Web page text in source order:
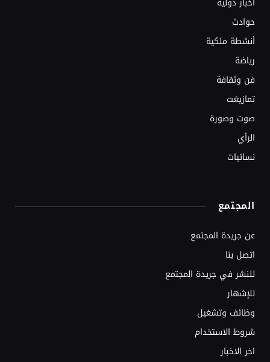
حوادث
أنشطة ملكية
رياضة
فن وثقافة
تمازيغت
صوت وصورة
الرأي
نسائيات
المجتمع
عن جريدة المجتمع
اتصل بنا
للنشر في جريدة المجتمع
للإشهار
وظائف وتشغيل
شروط الاستخدام
اخر الاخبار